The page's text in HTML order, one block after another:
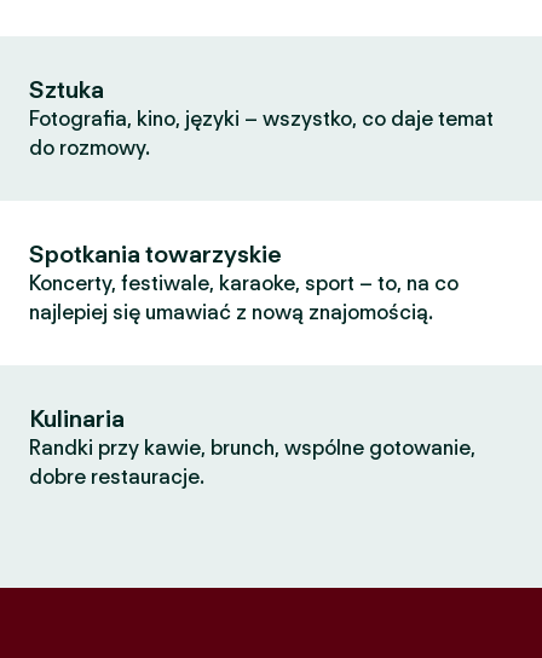
Sztuka
Fotografia, kino, języki – wszystko, co daje temat
do rozmowy.
Spotkania towarzyskie
Koncerty, festiwale, karaoke, sport – to, na co
najlepiej się umawiać z nową znajomością.
Kulinaria
Randki przy kawie, brunch, wspólne gotowanie,
dobre restauracje.